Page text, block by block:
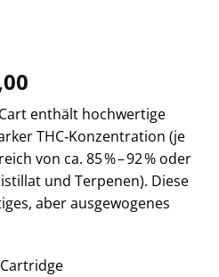
€150,00
bis
€2.100,00
enthält hochwertige
THC‑Konzentration (je
von ca. 85 % – 92 % oder
und Terpenen). Diese
aber ausgewogenes